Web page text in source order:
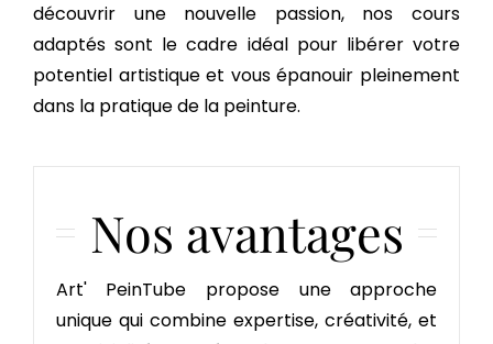
découvrir une nouvelle passion, nos cours
adaptés sont le cadre idéal pour libérer votre
potentiel artistique et vous épanouir pleinement
dans la pratique de la peinture.
Nos avantages
Art' PeinTube propose une approche
unique qui combine expertise, créativité, et